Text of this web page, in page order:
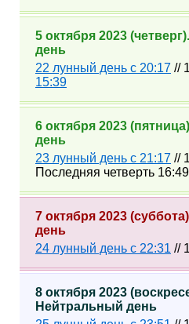
5 октября 2023
день
22 лунный день с 20:17 //
15:39
6 октября 2023
день
23 лунный день с 21:17 //
Последняя четверть 16:49
7 октября 2023
день
24 лунный день с 22:31 //
8 октября 2023
Нейтральный день